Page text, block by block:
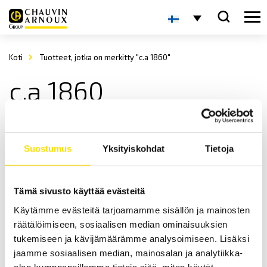
Suostumus Yksityiskohdat Tietoja
Tämä sivusto käyttää evästeitä
Käytämme evästeitä tarjoamamme sisällön ja mainosten
räätälöimiseen, sosiaalisen median ominaisuuksien
tukemiseen ja kävijämäärämme analysoimiseen. Lisäksi
jaamme sosiaalisen median, mainosalan ja analytiikka-
Koti Tuotteet, jotka on merkitty "c.a 1860"
c.a 1860
CA1860 & CA1862 IR-lämpömittarit
lämmön mittaukseen. IP65 kotelointi.